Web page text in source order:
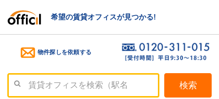
希望の賃貸オフィスが見つかる!
物件探しを依頼する
検索